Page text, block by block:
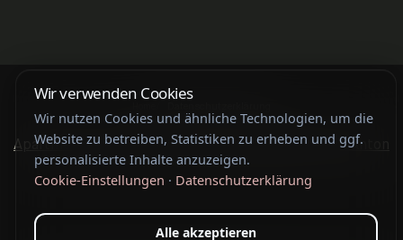
Apartments mit privater Sauna Sommerurlaub St. Anton
Wir verwenden Cookies
Wir nutzen Cookies und ähnliche Technologien, um die
Website zu betreiben, Statistiken zu erheben und ggf.
personalisierte Inhalte anzuzeigen.
Cookie-Einstellungen · Datenschutzerklärung
Alle akzeptieren